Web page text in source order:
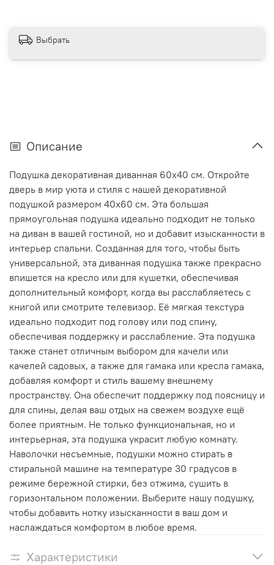
Выбрать
Описание
Подушка декоративная диванная 60х40 см. Откройте
дверь в мир уюта и стиля с нашей декоративной
подушкой размером 40х60 см. Эта большая
прямоугольная подушка идеально подходит не только
на диван в вашей гостиной, но и добавит изысканности в
интерьер спальни. Созданная для того, чтобы быть
универсальной, эта диванная подушка также прекрасно
впишется на кресло или для кушетки, обеспечивая
дополнительный комфорт, когда вы расслабляетесь с
книгой или смотрите телевизор. Её мягкая текстура
идеально подходит под голову или под спину,
обеспечивая поддержку и расслабление. Эта подушка
также станет отличным выбором для качели или
качелей садовых, а также для гамака или кресла гамака,
добавляя комфорт и стиль вашему внешнему
пространству. Она обеспечит поддержку под поясницу и
для спины, делая ваш отдых на свежем воздухе ещё
более приятным. Не только функциональная, но и
интерьерная, эта подушка украсит любую комнату.
Наволочки несъемные, подушки можно стирать в
стиральной машине на температуре 30 градусов в
режиме бережной стирки, без отжима, сушить в
горизонтальном положении. Выберите нашу подушку,
чтобы добавить нотку изысканности в ваш дом и
наслаждаться комфортом в любое время.
Характеристики